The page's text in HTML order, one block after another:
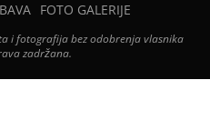
FOTO GALERIJE
i fotografija bez odobrenja vlasnika
zadržana.